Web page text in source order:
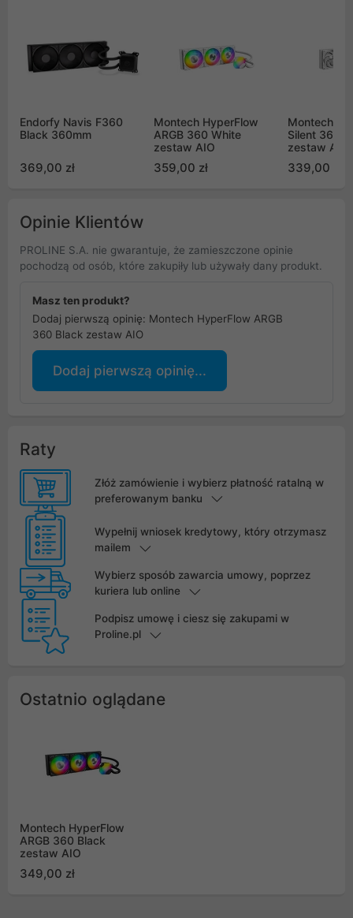
Endorfy Navis F360
Black 360mm
369,00 zł
Montech HyperFlow
ARGB 360 White
zestaw AIO
359,00 zł
Montech
Silent 360
zestaw AIO
339,00 zł
Opinie Klientów
PROLINE S.A. nie gwarantuje, że zamieszczone opinie
pochodzą od osób, które zakupiły lub używały dany produkt.
Masz ten produkt?
Dodaj pierwszą opinię: Montech HyperFlow ARGB
360 Black zestaw AIO
Dodaj pierwszą opinię...
Raty
Złóż zamówienie i wybierz płatność ratalną w
preferowanym banku
Wypełnij wniosek kredytowy, który otrzymasz
mailem
Wybierz sposób zawarcia umowy, poprzez
kuriera lub online
Podpisz umowę i ciesz się zakupami w
Proline.pl
Ostatnio oglądane
Montech HyperFlow
ARGB 360 Black
zestaw AIO
349,00 zł